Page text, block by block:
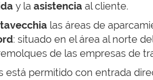
y la asistencia al cliente.
las áreas de
: situado en el área al norte
de las empresas de
está permitido con entrada